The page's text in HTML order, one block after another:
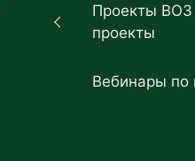
Проекты
проекты
Вебинары по